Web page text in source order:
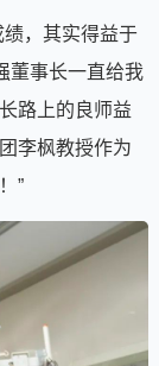
，其实得益于
董事长一直给我
路上的良师益
李枫教授作为
”